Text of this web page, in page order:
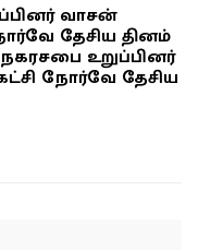
வாசன்
தேசிய தினம்
உறுப்பினர்
நோர்வே தேசிய